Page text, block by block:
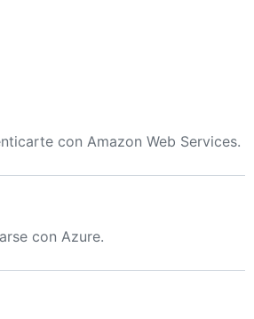
con Amazon Web Services.
con Azure.